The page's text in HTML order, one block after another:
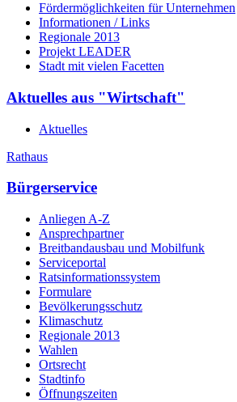
Fördermöglichkeiten für Unternehmen
Informationen / Links
Regionale 2013
Projekt LEADER
Stadt mit vielen Facetten
Aktuelles aus "Wirtschaft"
Aktuelles
Rathaus
Bürgerservice
Anliegen A-Z
Ansprechpartner
Breitbandausbau und Mobilfunk
Serviceportal
Ratsinformationssystem
Formulare
Bevölkerungsschutz
Klimaschutz
Regionale 2013
Wahlen
Ortsrecht
Stadtinfo
Öffnungszeiten